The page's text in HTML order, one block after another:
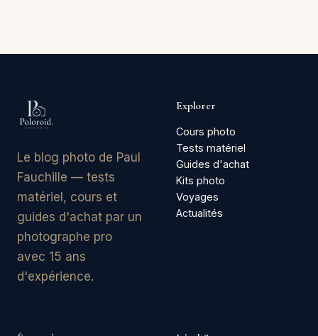
Le blog photo de Paul
Fauchille — tests
matériel, cours et
guides d'achat par un
photographe pro
avec 15 ans
d'expérience.
Explorer
Cours photo
Tests matériel
Guides d'achat
Kits photo
Voyages
Actualités